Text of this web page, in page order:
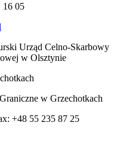
16 05
Urząd Celno-Skarbowy
w Olsztynie
w Grzechotkach
+48 55 235 87 25